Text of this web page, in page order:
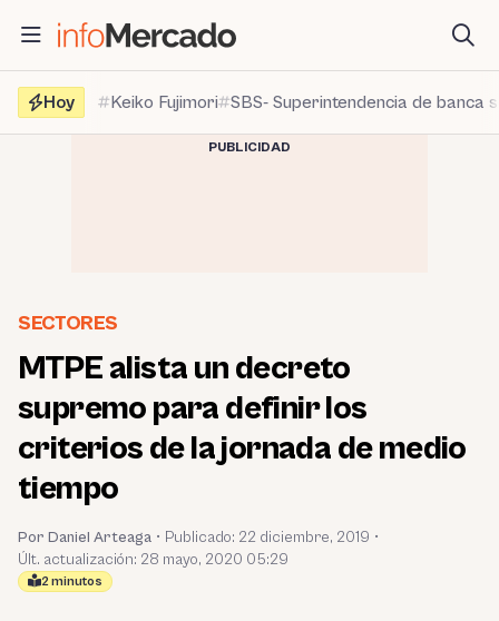
contenido
Hoy
Keiko Fujimori SBS- Superintendencia de banca
PUBLICIDAD
SECTORES
MTPE alista un decreto
supremo para definir los
criterios de la jornada de medio
tiempo
Por Daniel Arteaga • Publicado: 22 diciembre, 2019 •
Últ. actualización: 28 mayo, 2020 05:29
2 minutos